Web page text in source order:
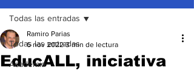
Todas las entradas
Academia
Todas las entradas
EducALL, iniciativa
Ramiro Parias
6 nov 2022 3 min de lectura